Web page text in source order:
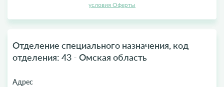
условия Оферты
Отделение специального назначения, код
отделения: 43 - Омская область
Адрес